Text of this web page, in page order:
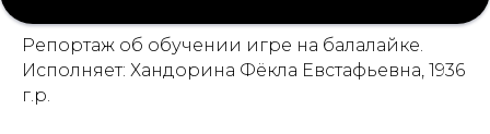
Репортаж об обучении игре на балалайке.
Исполняет: Хандорина Фёкла Евстафьевна, 1936
г.р.